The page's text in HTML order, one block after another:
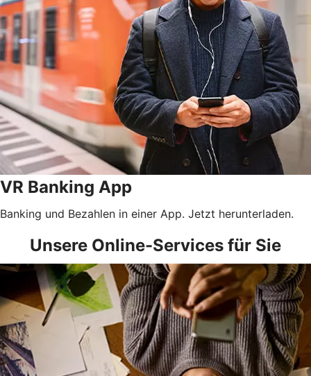
VR Banking App
Banking und Bezahlen in einer App. Jetzt herunterladen.
Unsere Online-Services für Sie